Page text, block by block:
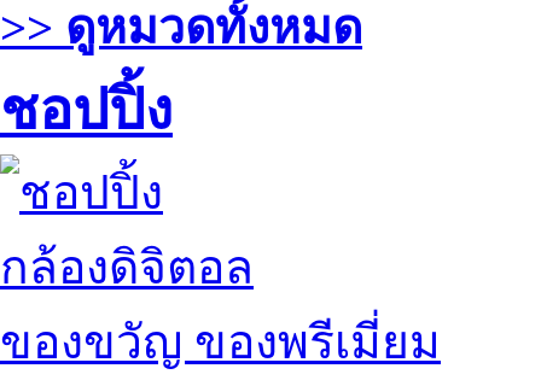
>> ดูหมวดทั้งหมด
ชอปปิ้ง
กล้องดิจิตอล
ของขวัญ ของพรีเมี่ยม